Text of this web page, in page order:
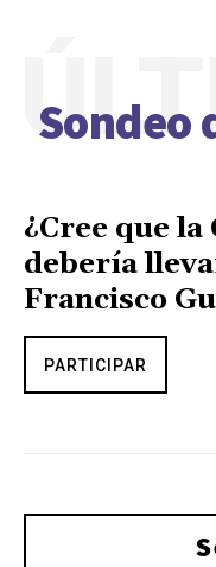
Sondeo
¿Cree que la
debería
Francisco
PARTICIPAR